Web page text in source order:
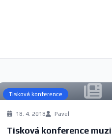
Tisková konference
18. 4. 2018 Pavel
Tisková konference